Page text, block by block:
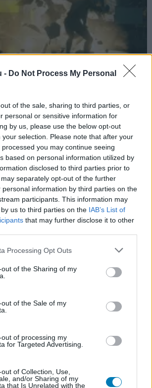
- Do Not Process My Personal
of the sale, sharing to third parties, or
personal or sensitive information for
by us, please use the below opt-out
selection. Please note that after your
you may continue seeing
based on personal information utilized by
disclosed to third parties prior to
separately opt-out of the further
personal information by third parties on the
participants. This information may
us to third parties on the IAB’s List of
that may further disclose it to other
website/app uses one or more Google
visit or usage behaviour. You may click to
to Google and its third-party tags to
specified purposes in below Google
Processing Opt Outs
of the Sharing of my
of the Sale of my
of processing my
for Targeted Advertising.
of Collection, Use,
and/or Sharing of my
that Is Unrelated with the
a Zsivány Egyes írója
tulajdonság mellett az internet
képes összehozni az embereket.
a találkozásokból nagyszerű dolgok
a Cassian Andor sorozatban
hogy a Zsivány Egyes
kimarad a tévésorozatból, azok